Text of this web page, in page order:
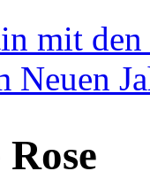
mit den
Neuen